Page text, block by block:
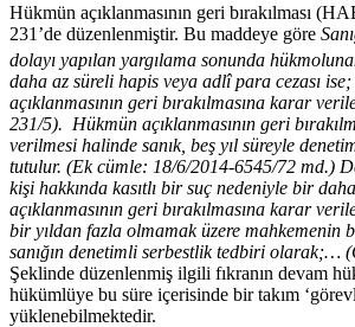
Hükmün açıklanmasının geri bırakılması
231’de düzenlenmiştir. Bu maddeye göre
dolayı yapılan yargılama sonunda
daha az süreli hapis veya adlî para cezası
açıklanmasının geri bırakılmasına karar
231/5). Hükmün açıklanmasının geri
verilmesi halinde sanık, beş yıl süreyle
tutulur. (Ek cümle: 18/6/2014-6545/72 md.)
kişi hakkında kasıtlı bir suç nedeniyle bir
açıklanmasının geri bırakılmasına karar
bir yıldan fazla olmamak üzere mahkemenin
sanığın denetimli serbestlik tedbiri olarak;…
Şeklinde düzenlenmiş ilgili fıkranın devam
hükümlüye bu süre içerisinde bir takım
yüklenebilmektedir.